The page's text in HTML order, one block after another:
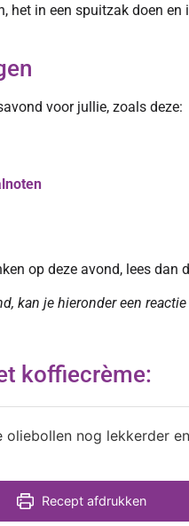
het in een spuitzak doen
voor jullie, zoals deze:
op deze avond, lees dan
kan je hieronder een
koffiecrème:
nog lekkerder
Recept afdrukken